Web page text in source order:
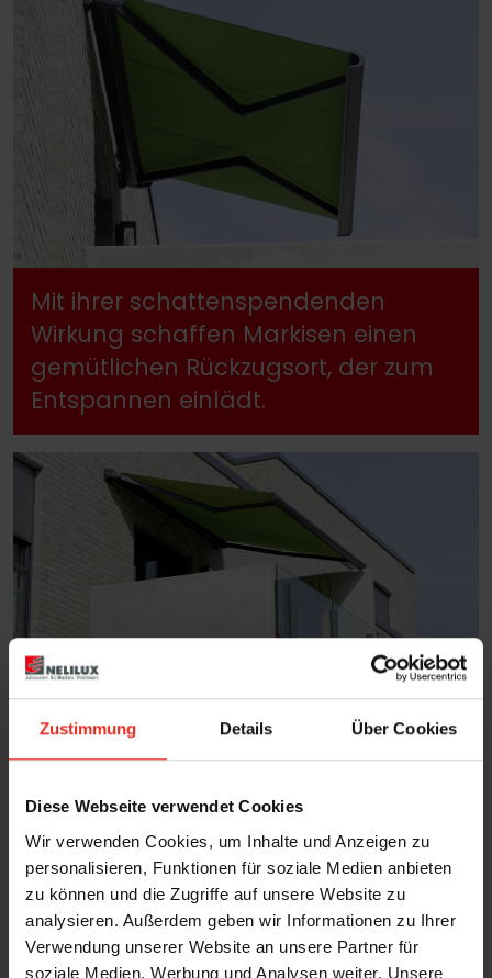
Zustimmung Details Über Cookies
Diese Webseite verwendet Cookies
Wir verwenden Cookies, um Inhalte und Anzeigen zu
personalisieren, Funktionen für soziale Medien anbieten
zu können und die Zugriffe auf unsere Website zu
analysieren. Außerdem geben wir Informationen zu Ihrer
Verwendung unserer Website an unsere Partner für
soziale Medien, Werbung und Analysen weiter. Unsere
Mit ihrer schattenspendenden
Wirkung schaffen Markisen einen
gemütlichen Rückzugsort, der zum
Entspannen einlädt.